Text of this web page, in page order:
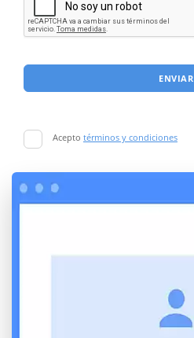
ENVIAR
Acepto términos y condiciones